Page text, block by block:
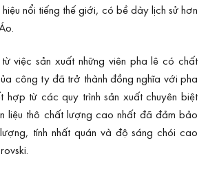
nổi tiếng thế giới, có bề dày lịch sử hơn
việc sản xuất những viên pha lê có chất
công ty đã trở thành đồng nghĩa với pha
hợp từ các quy trình sản xuất chuyên biệt
liệu thô chất lượng cao nhất đã đảm bảo
tính nhất quán và độ sáng chói cao